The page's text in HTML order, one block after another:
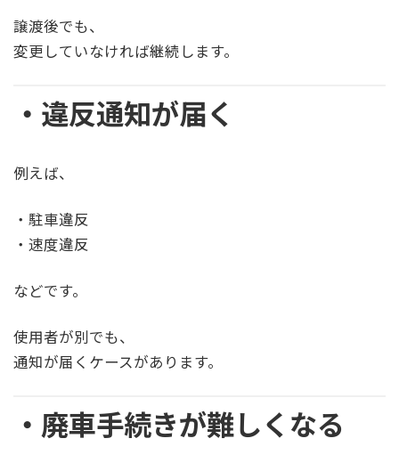
譲渡後でも、
変更していなければ継続します。
・違反通知が届く
例えば、
・駐車違反
・速度違反
などです。
使用者が別でも、
通知が届くケースがあります。
・廃車手続きが難しくなる